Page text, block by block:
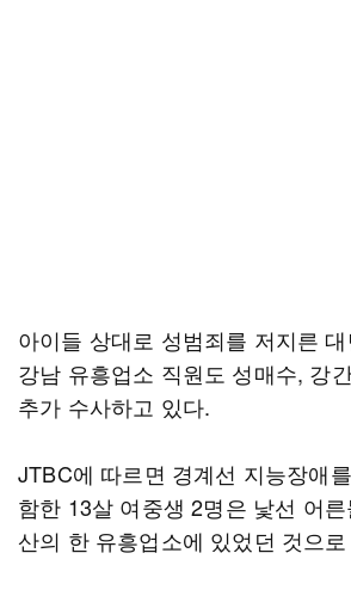
아이들 상대로 성범죄를 저지른
강남 유흥업소 직원도 성매수, 강
추가 수사하고 있다.
JTBC에 따르면 경계선 지능장애
함한 13살 여중생 2명은 낯선 어
산의 한 유흥업소에 있었던 것으